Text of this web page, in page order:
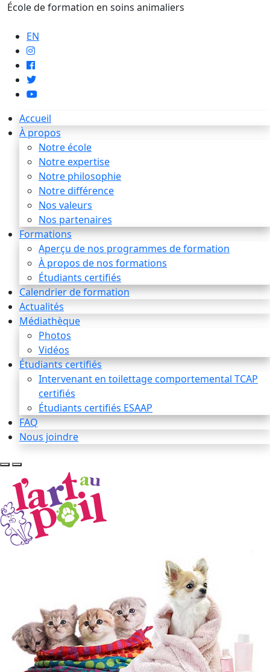
École de formation en soins animaliers
EN
Accueil
À propos
Notre école
Notre expertise
Notre philosophie
Notre différence
Nos valeurs
Nos partenaires
Formations
Aperçu de nos programmes de formation
À propos de nos formations
Étudiants certifiés
Calendrier de formation
Actualités
Médiathèque
Photos
Vidéos
Étudiants certifiés
Intervenant en toilettage comportemental TCAP
certifiés
Étudiants certifiés ESAAP
FAQ
Nous joindre